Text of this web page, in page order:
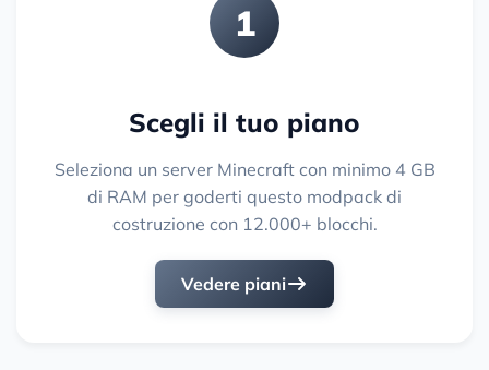
1
Scegli il tuo piano
Seleziona un server Minecraft con minimo 4 GB
di RAM per goderti questo modpack di
costruzione con 12.000+ blocchi.
Vedere piani